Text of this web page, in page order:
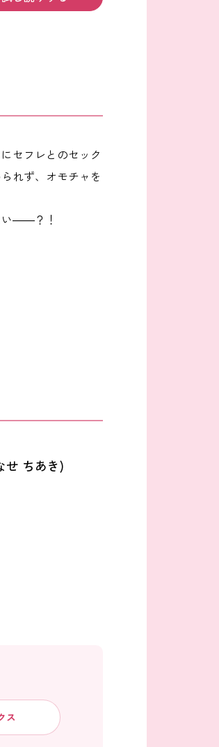
セフレとのセック
れず、オモチャを
い――？！
せ ちあき)
ス